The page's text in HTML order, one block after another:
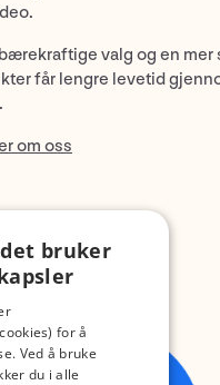
valg og en
får lengre levetid
om oss
bruker
for å
Ved å bruke
du i alle